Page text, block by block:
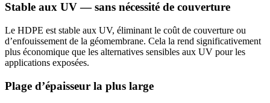
Stable aux UV — sans nécessité de couverture
Le HDPE est stable aux UV, éliminant le coût de couverture ou
d’enfouissement de la géomembrane. Cela la rend significativement
plus économique que les alternatives sensibles aux UV pour les
applications exposées.
Plage d’épaisseur la plus large